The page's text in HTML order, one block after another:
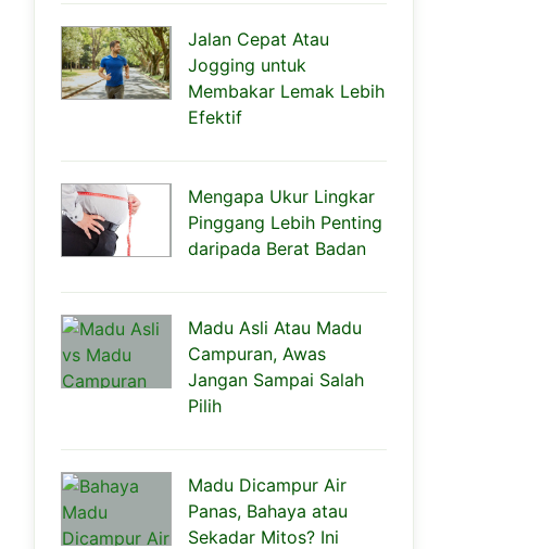
Jalan Cepat Atau
Jogging untuk
Membakar Lemak Lebih
Efektif
Mengapa Ukur Lingkar
Pinggang Lebih Penting
daripada Berat Badan
Madu Asli Atau Madu
Campuran, Awas
Jangan Sampai Salah
Pilih
Madu Dicampur Air
Panas, Bahaya atau
Sekadar Mitos? Ini